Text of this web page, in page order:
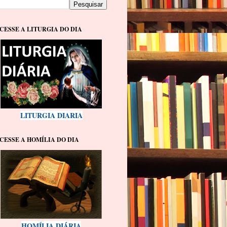
A LITURGIA DO DIA
LITURGIA DIARIA
A HOMÍLIA DO DIA